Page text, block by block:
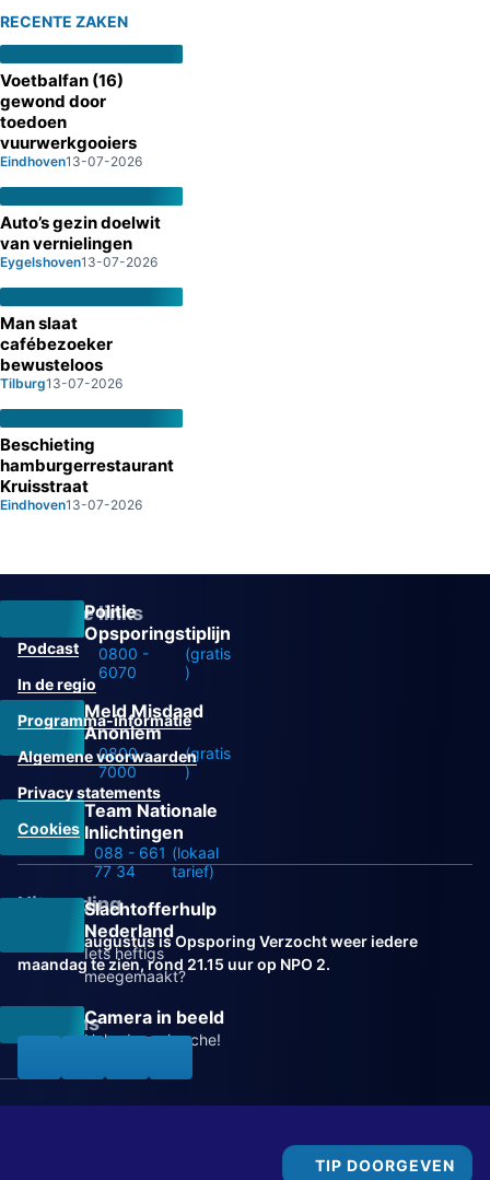
TIP DOORGEVEN
RECENTE ZAKEN
Voetbalfan (16)
gewond door
toedoen
vuurwerkgooiers
Eindhoven13-07-2026
Auto’s gezin doelwit
van vernielingen
Eygelshoven13-07-2026
Man slaat
cafébezoeker
bewusteloos
Tilburg13-07-2026
Beschieting
hamburgerrestaurant
Kruisstraat
Eindhoven13-07-2026
Politie
Opsporingstiplijn
0800 -
6070
(gratis
)
Meld Misdaad
Anoniem
0800 -
7000
(gratis
)
Team Nationale
Inlichtingen
088 - 661
77 34
(lokaal
tarief)
Slachtofferhulp
Nederland
Iets heftigs
meegemaakt?
Camera in beeld
Help de recherche!
Overige links
Podcast
In de regio
Programma-informatie
Algemene voorwaarden
Privacy statements
Cookies
Uitzending
Vanaf 31 augustus is Opsporing Verzocht weer iedere
maandag te zien, rond 21.15 uur op NPO 2.
Volg ons